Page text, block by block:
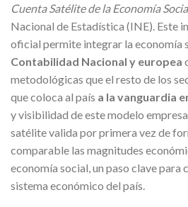
Cuenta Satélite de la Economía
Nacional de Estadística (INE). Este
oficial permite integrar la economía
Contabilidad Nacional y europea
metodológicas que el resto de los
que coloca al país a la vanguardia
y visibilidad de este modelo
satélite valida por primera vez de
comparable las magnitudes
economía social, un paso clave para
sistema económico del país.